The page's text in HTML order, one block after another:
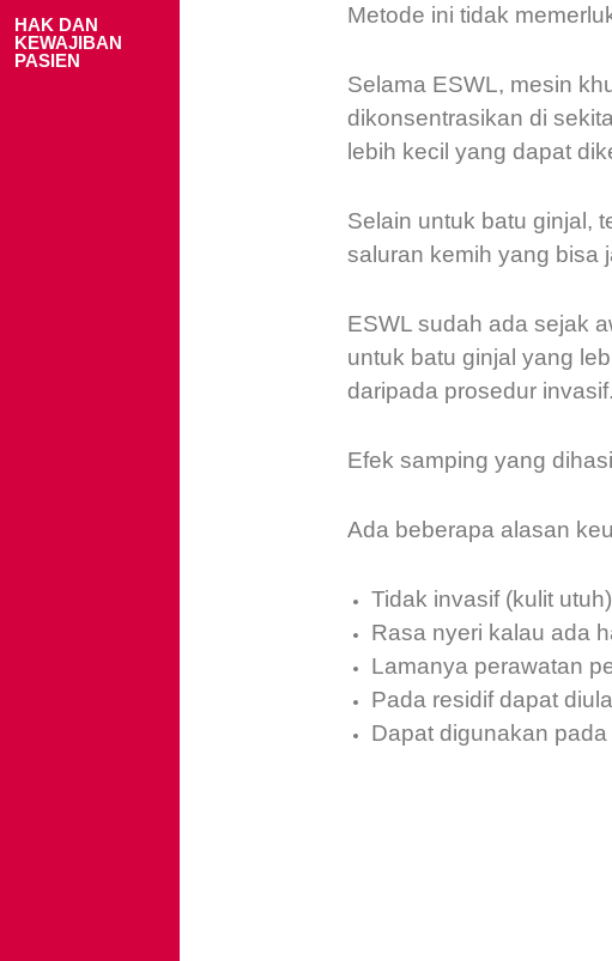
HAK DAN
KEWAJIBAN
PASIEN
Metode ini tidak
Selama ESWL, mesin
dikonsentrasikan di
lebih kecil yang dapat
Selain untuk batu ginjal,
saluran kemih yang bisa
ESWL sudah ada sejak
untuk batu ginjal yang
daripada prosedur invasif.
Efek samping yang
Ada beberapa alasan
Tidak invasif (kulit utuh)
Rasa nyeri kalau ada
Lamanya perawatan
Pada residif dapat
Dapat digunakan